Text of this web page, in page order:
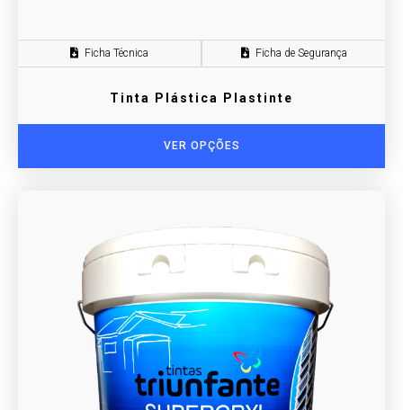
Ficha Técnica Ficha de Segurança
Tinta Plástica Plastinte
VER OPÇÕES